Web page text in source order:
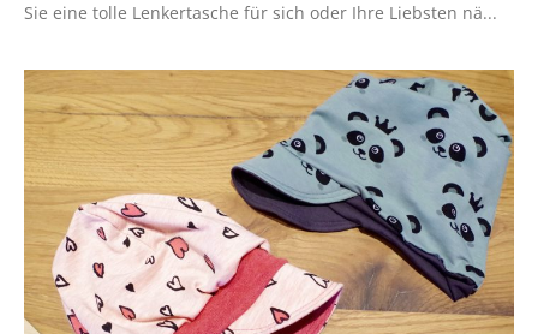
Sie eine tolle Lenkertasche für sich oder Ihre Liebsten nä...